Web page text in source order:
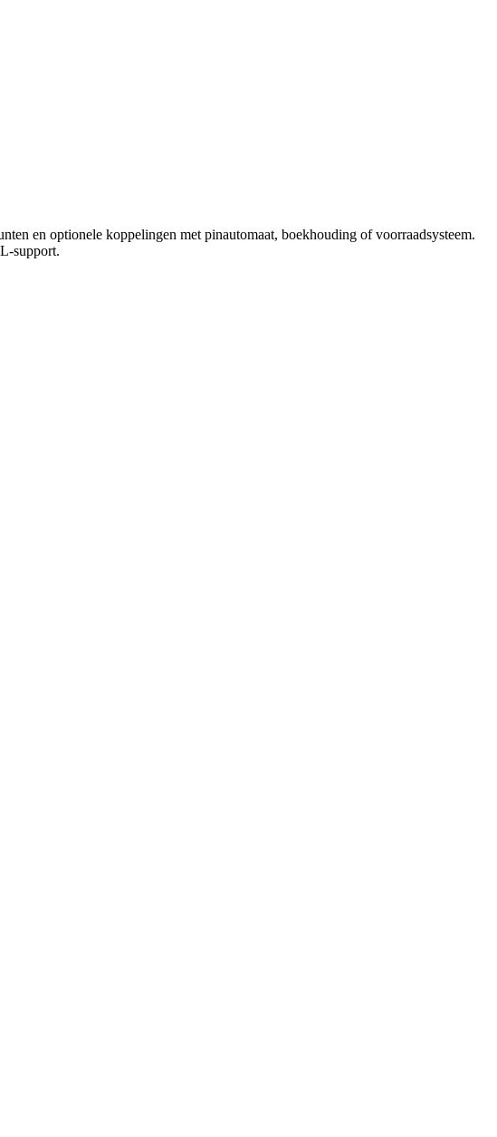
en optionele koppelingen met pinautomaat, boekhouding of voorraadsysteem.
support.